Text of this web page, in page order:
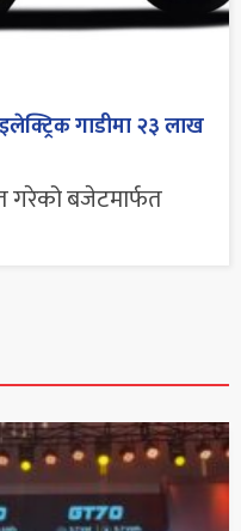
गाडीमा २३ लाख
गरेको बजेटमार्फत